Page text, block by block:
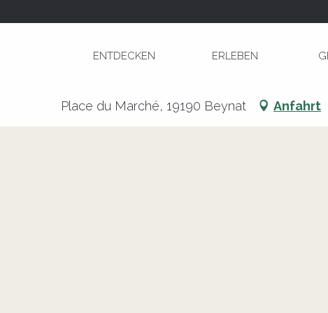
ENTDECKEN ERLEBEN
Place du Marché, 19190 Beynat Anfahrt